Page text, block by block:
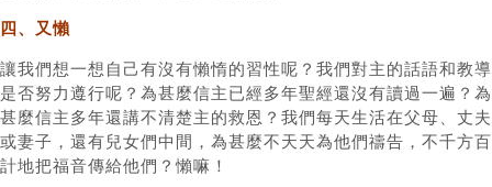
四、又懶
讓我們想一想自己有沒有懶惰的習性呢？我們對主的話語和教導
是否努力遵行呢？為甚麼信主已經多年聖經還沒有讀過一遍？為
甚麼信主多年還講不清楚主的救恩？我們每天生活在父母、丈夫
或妻子，還有兒女們中間，為甚麼不天天為他們禱告，不千方百
計地把福音傳給他們？懶嘛！